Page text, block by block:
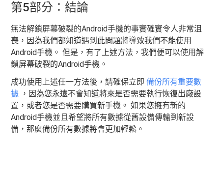
第5部分：結論
無法解鎖屏幕破裂的Android手機的事實確實令人非常沮
喪，因為我們都知道遇到此問題將導致我們不能使用
Android手機。 但是，有了上述方法，我們便可以使用解
鎖屏幕破裂的Android手機。
成功使用上述任一方法後，請確保立即備份所有重要數
據 ，因為您永遠不會知道將來是否需要執行恢復出廠設
置，或者您是否需要購買新手機。 如果您擁有新的
Android手機並且希望將所有數據從舊設備傳輸到新設
備，那麼備份所有數據將會更加輕鬆。